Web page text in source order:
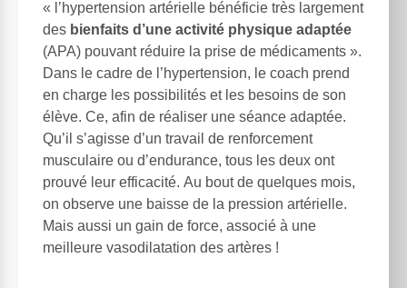
« l’hypertension artérielle bénéficie très largement
des bienfaits d’une activité physique adaptée
(APA) pouvant réduire la prise de médicaments ».
Dans le cadre de l’hypertension, le coach prend
en charge les possibilités et les besoins de son
élève. Ce, afin de réaliser une séance adaptée.
Qu’il s’agisse d’un travail de renforcement
musculaire ou d’endurance, tous les deux ont
prouvé leur efficacité. Au bout de quelques mois,
on observe une baisse de la pression artérielle.
Mais aussi un gain de force, associé à une
meilleure vasodilatation des artères !